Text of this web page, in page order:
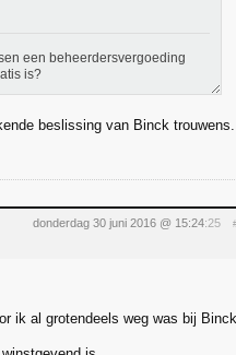
een beheerdersvergoeding
is?
beslissing van Binck
donderdag 30 juni 2016 @ 15:24:25
ik al grotendeels weg was bij